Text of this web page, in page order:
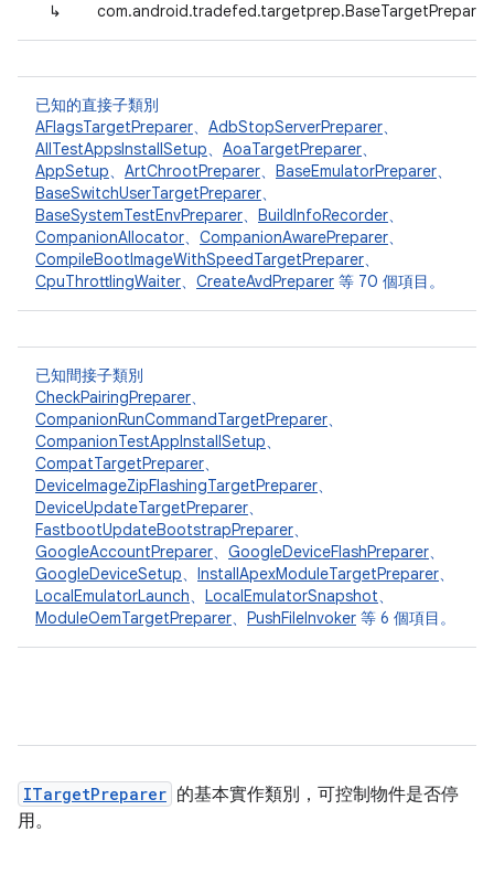
↳ com.android.tradefed.targetprep.BaseTargetPreparer
已知的直接子類別
AFlagsTargetPreparer、 AdbStopServerPreparer、
AllTestAppsInstallSetup、 AoaTargetPreparer、
AppSetup、 ArtChrootPreparer、 BaseEmulatorPreparer、
BaseSwitchUserTargetPreparer、
BaseSystemTestEnvPreparer、 BuildInfoRecorder、
CompanionAllocator、 CompanionAwarePreparer、
CompileBootImageWithSpeedTargetPreparer、
CpuThrottlingWaiter、 CreateAvdPreparer 等 70 個項目。
已知間接子類別
CheckPairingPreparer、
CompanionRunCommandTargetPreparer、
CompanionTestAppInstallSetup、
CompatTargetPreparer、
DeviceImageZipFlashingTargetPreparer、
DeviceUpdateTargetPreparer、
FastbootUpdateBootstrapPreparer、
GoogleAccountPreparer、 GoogleDeviceFlashPreparer、
GoogleDeviceSetup、 InstallApexModuleTargetPreparer、
LocalEmulatorLaunch、 LocalEmulatorSnapshot、
ModuleOemTargetPreparer、 PushFileInvoker 等 6 個項目。
ITargetPreparer 的基本實作類別，可控制物件是否停
用。